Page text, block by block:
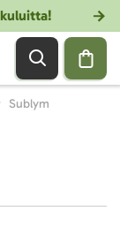
Sublym